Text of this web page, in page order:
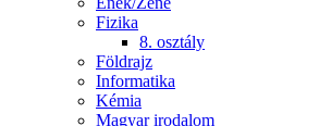
Fizika
8. osztály
Földrajz
Informatika
Kémia
Magyar irodalom